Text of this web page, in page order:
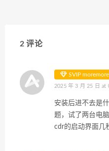
2 评论
SVIP
2025 年 3 月 25 日 at
安装后进不去是
题，试了两台电
cdr的启动界面几